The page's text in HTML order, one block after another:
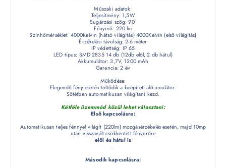
Műszaki adatok:
Teljesítmény: 1,5W
Sugárzási szög: 90°
Fényerő: 220 lm
Színhőmérséklet: 4000Kelvin (hátsó világítás) 4000Kelvin (első világítás)
Érzékelési távolság: 2-6 méter
IP védettség: IP 65
LED típus: SMD 2835 14 db (12db elől, 2 db hátul)
Akkumulátor: 3,7V, 1200 mAh
Garancia: 2 év
Működése:
Elegendő fény esetén töltődik a beépített akkumulátor.
Sötétben automatikusan világítani kezd.
Kétféle üzemmód közül lehet választani:
Első kapcsolásra:
Automatikusan teljes fénnyel világít (220lm) mozgásérzékelés esetén, majd 10mp
után visszavált csökkentett fényerőre
elől és hátul is
.
Második kapcsolásra: